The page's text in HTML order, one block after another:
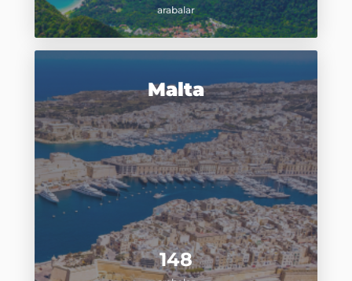
arabalar
148
Malta